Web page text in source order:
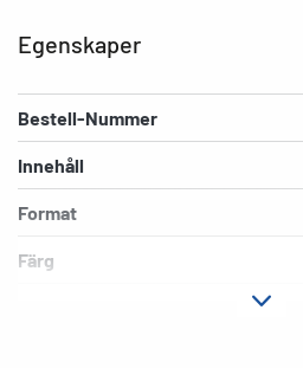
Egenskaper
Bestell-Nummer
Innehåll
Format
Färg